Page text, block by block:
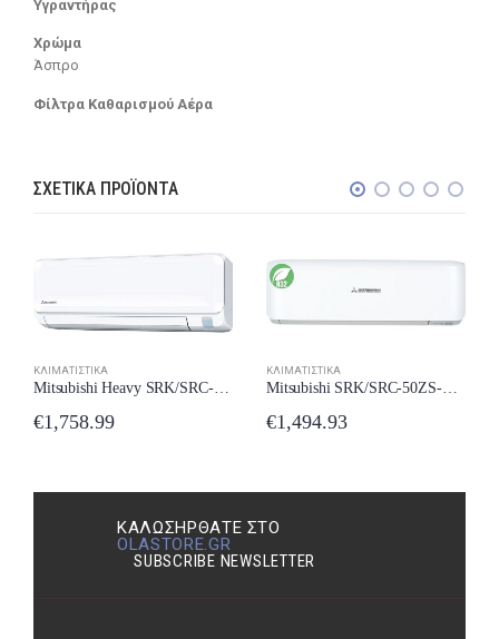
Υγραντήρας
Χρώμα
Άσπρο
Φίλτρα Καθαρισμού Αέρα
ΣΧΕΤΙΚΆ ΠΡΟΪΌΝΤΑ
ΚΛΙΜΑΤΙΣΤΙΚΆ
Mitsubishi Heavy SRK/SRC-63563ZTL-W New Model 2024
€1,758.99
ΚΛΙΜΑΤΙΣΤΙΚΆ
Mitsubishi SRK/SRC-50ZS-WF Κλιματιστικό Inverter 18000 BTU A++/A++ με Wi-Fi New Model 2024
€1,494.93
ΚΑΛΩΣΉΡΘΑΤΕ ΣΤΟ
OLASTORE.GR
SUBSCRIBE NEWSLETTER